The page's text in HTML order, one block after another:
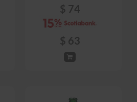
$ 74
$ 63